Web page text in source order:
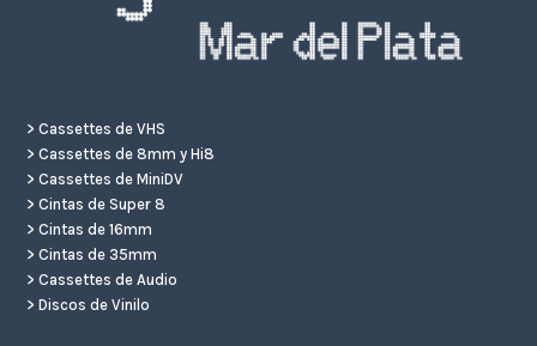
> Cassettes de VHS
> Cassettes de 8mm y Hi8
> Cassettes de MiniDV
> Cintas de Super 8
> Cintas de 16mm
> Cintas de 35mm
> Cassettes de Audio
> Discos de Vinilo